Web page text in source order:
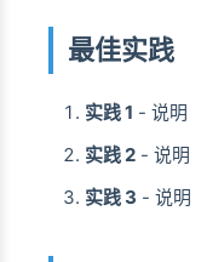
最佳实践
实践 1 - 说明
实践 2 - 说明
实践 3 - 说明